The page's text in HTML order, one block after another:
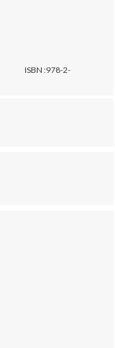
ISBN :978-2-